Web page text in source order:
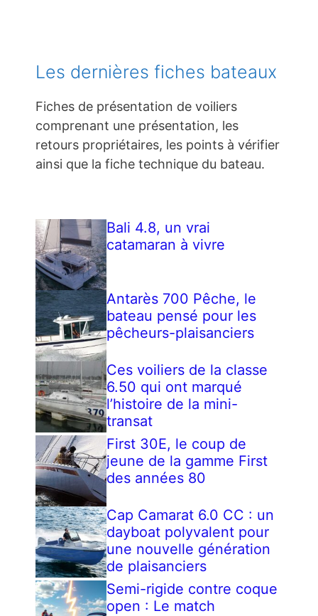
Les dernières fiches bateaux
Fiches de présentation de voiliers
comprenant une présentation, les
retours propriétaires, les points à vérifier
ainsi que la fiche technique du bateau.
Bali 4.8, un vrai
catamaran à vivre
Antarès 700 Pêche, le
bateau pensé pour les
pêcheurs-plaisanciers
Ces voiliers de la classe
6.50 qui ont marqué
l’histoire de la mini-
transat
First 30E, le coup de
jeune de la gamme First
des années 80
Cap Camarat 6.0 CC : un
dayboat polyvalent pour
une nouvelle génération
de plaisanciers
Semi-rigide contre coque
open : Le match